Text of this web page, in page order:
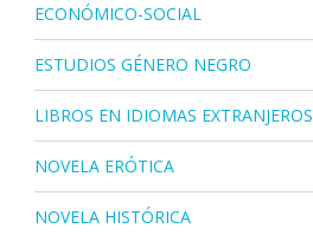
ECONÓMICO-SOCIAL
ESTUDIOS GÉNERO NEGRO
LIBROS EN IDIOMAS EXTRANJEROS
NOVELA ERÓTICA
NOVELA HISTÓRICA